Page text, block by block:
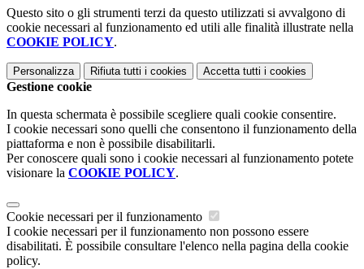
Questo sito o gli strumenti terzi da questo utilizzati si avvalgono di
cookie necessari al funzionamento ed utili alle finalità illustrate nella
COOKIE POLICY.
Personalizza Rifiuta tutti i cookies Accetta tutti i cookies
Gestione cookie
In questa schermata è possibile scegliere quali cookie consentire.
I cookie necessari sono quelli che consentono il funzionamento della
piattaforma e non è possibile disabilitarli.
Per conoscere quali sono i cookie necessari al funzionamento potete
visionare la COOKIE POLICY.
Cookie necessari per il funzionamento
I cookie necessari per il funzionamento non possono essere
disabilitati. È possibile consultare l'elenco nella pagina della cookie
policy.